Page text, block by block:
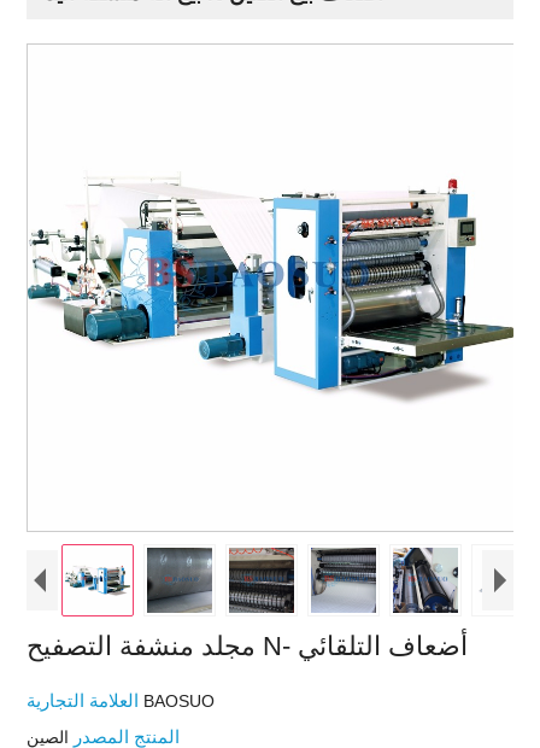
مجلد منشفة التصفيح N- أضعاف التلقائي
BAOSUO
المنتج المصدر الصين